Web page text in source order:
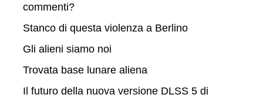
commenti?
Stanco di questa violenza a Berlino
Gli alieni siamo noi
Trovata base lunare aliena
Il futuro della nuova versione DLSS 5 di